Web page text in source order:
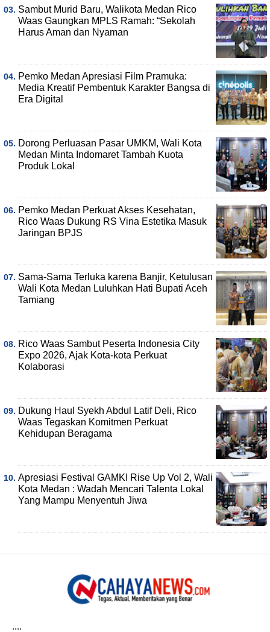
Sambut Murid Baru, Walikota Medan Rico
Waas Gaungkan MPLS Ramah: “Sekolah
Harus Aman dan Nyaman
Pemko Medan Apresiasi Film Pramuka:
Media Kreatif Pembentuk Karakter Bangsa di
Era Digital
Dorong Perluasan Pasar UMKM, Wali Kota
Medan Minta Indomaret Tambah Kuota
Produk Lokal
Pemko Medan Perkuat Akses Kesehatan,
Rico Waas Dukung RS Vina Estetika Masuk
Jaringan BPJS
Sama-Sama Terluka karena Banjir, Ketulusan
Wali Kota Medan Luluhkan Hati Bupati Aceh
Tamiang
Rico Waas Sambut Peserta Indonesia City
Expo 2026, Ajak Kota-kota Perkuat
Kolaborasi
Dukung Haul Syekh Abdul Latif Deli, Rico
Waas Tegaskan Komitmen Perkuat
Kehidupan Beragama
Apresiasi Festival GAMKI Rise Up Vol 2, Wali
Kota Medan : Wadah Mencari Talenta Lokal
Yang Mampu Menyentuh Jiwa
....